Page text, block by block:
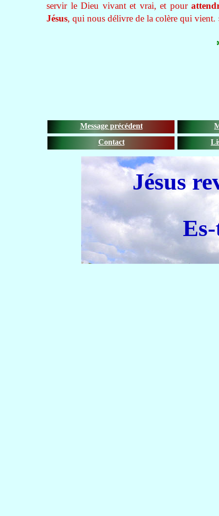
servir le Dieu vivant et vrai, et pour
Jésus, qui nous délivre de la colère qui
Jésus
Message précédent
Contact